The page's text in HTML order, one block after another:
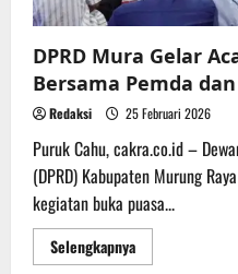
DPRD Mura Gelar
Bersama Pemda
Redaksi 25 Februari 2026
Puruk Cahu, cakra.co.id –
(DPRD) Kabupaten Murung
kegiatan buka puasa...
SelengkapnyaRead
more